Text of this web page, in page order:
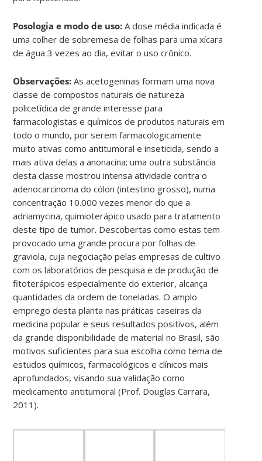
Posologia e modo de uso: A dose média indicada é
uma colher de sobremesa de folhas para uma xícara
de água 3 vezes ao dia, evitar o uso crônico.
Observações: As acetogeninas formam uma nova
classe de compostos naturais de natureza
policetídica de grande interesse para
farmacologistas e químicos de produtos naturais em
todo o mundo, por serem farmacologicamente
muito ativas como antitumoral e inseticida, sendo a
mais ativa delas a anonacina; uma outra substância
desta classe mostrou intensa atividade contra o
adenocarcinoma do cólon (intestino grosso), numa
concentração 10.000 vezes menor do que a
adriamycina, quimioterápico usado para tratamento
deste tipo de tumor. Descobertas como estas tem
provocado uma grande procura por folhas de
graviola, cuja negociação pelas empresas de cultivo
com os laboratórios de pesquisa e de produção de
fitoterápicos especialmente do exterior, alcança
quantidades da ordem de toneladas. O amplo
emprego desta planta nas práticas caseiras da
medicina popular e seus resultados positivos, além
da grande disponibilidade de material no Brasil, são
motivos suficientes para sua escolha como tema de
estudos químicos, farmacológicos e clínicos mais
aprofundados, visando sua validação como
medicamento antitumoral (Prof. Douglas Carrara,
2011).